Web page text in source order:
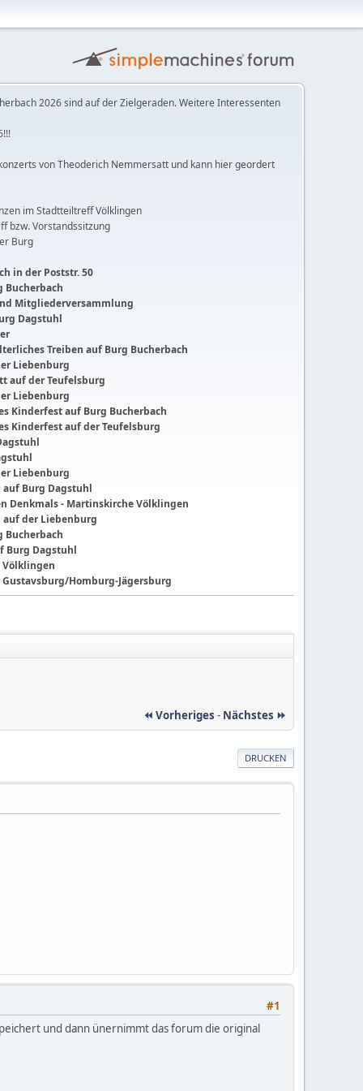
2026 sind auf der Zielgeraden. Weitere Interessenten
von Theoderich Nemmersatt und kann hier geordert
im Stadtteiltreff Völklingen
bzw. Vorstandssitzung
Burg
in der Poststr. 50
Bucherbach
Mitgliederversammlung
Dagstuhl
Treiben auf Burg Bucherbach
Liebenburg
auf der Teufelsburg
Liebenburg
Kinderfest auf Burg Bucherbach
Kinderfest auf der Teufelsburg
Liebenburg
auf Burg Dagstuhl
Denkmals - Martinskirche Völklingen
auf der Liebenburg
Bucherbach
Burg Dagstuhl
Völklingen
Homburg-Jägersburg
⏪ Vorheriges - Nächstes ⏩
DRUCKEN
#1
und dann ünernimmt das forum die original